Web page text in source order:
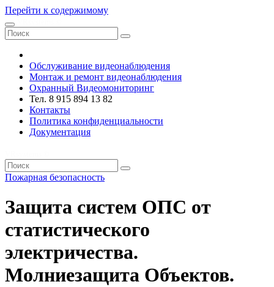
Перейти к содержимому
Обслуживание видеонаблюдения
Монтаж и ремонт видеонаблюдения
Охранный Видеомониторинг
Тел. 8 915 894 13 82
Контакты
Политика конфиденциальности
Документация
Пожарная безопасность
Защита систем ОПС от
статистического
электричества.
Молниезащита Объектов.